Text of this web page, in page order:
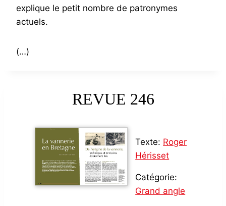
explique le petit nombre de patronymes
actuels.
(…)
REVUE 246
Texte: Roger
Hérisset
Catégorie:
Grand angle